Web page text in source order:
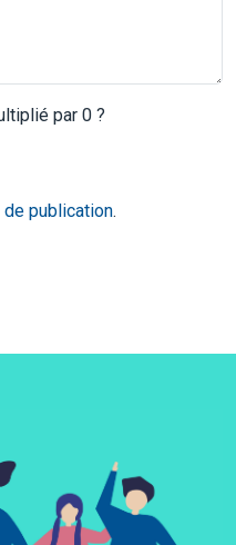
par 0 ?
publication.